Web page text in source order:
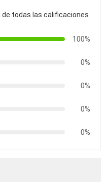
todas las calificaciones
100%
0%
0%
0%
0%